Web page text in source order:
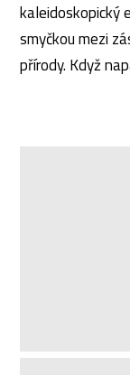
kaleidoskopický
smyčkou mezi
přírody. Když